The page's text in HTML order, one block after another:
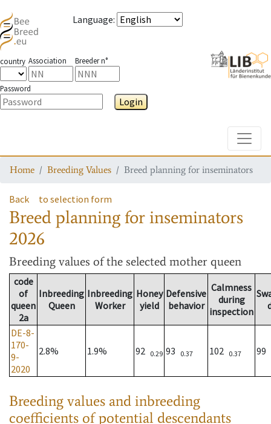
Language:
country Association Breeder n°
Password
Login
Home Breeding Values Breed planning for inseminators
Back to selection form
Breed planning for inseminators
2026
Breeding values of the selected mother queen
code
of
queen
2a
Inbreeding
Queen
Inbreeding
Worker
Honey
yield
Defensive
behavior
Calmness
during
inspection
DE-8-
170-
9-
2020
2.8% 1.9% 92 0.29 93 0.37 102 0.37 99
Breeding values and inbreeding
coefficients of potential descendants